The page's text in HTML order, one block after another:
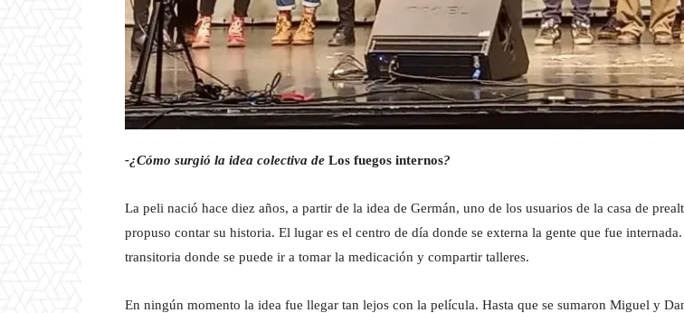
-¿Cómo surgió la idea colectiva de Los fuegos internos?
La peli nació hace diez años, a partir de la idea de Germán, uno de los usuarios de la casa de
propuso contar su historia. El lugar es el centro de día donde se externa la gente que fue internada.
transitoria donde se puede ir a tomar la medicación y compartir talleres.
En ningún momento la idea fue llegar tan lejos con la película. Hasta que se sumaron Miguel y